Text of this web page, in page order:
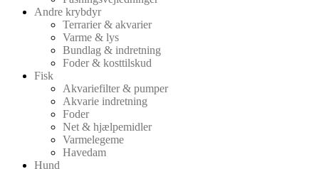
Andre krybdyr
Terrarier & akvarier
Varme & lys
Bundlag & indretning
Foder & kosttilskud
Fisk
Akvariefilter & pumper
Akvarie indretning
Foder
Net & hjælpemidler
Varmelegeme
Havedam
Hund